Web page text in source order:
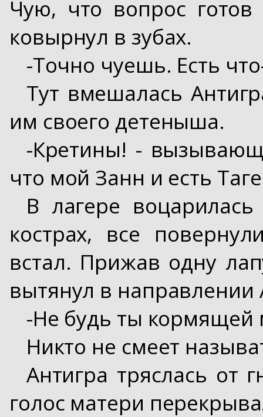
Чую, что вопрос готов
ковырнул в зубах.
-Точно чуешь. Есть
Тут вмешалась
им своего детеныша.
-Кретины! -
что мой Занн и есть
В лагере
кострах, все
встал. Прижав одну
вытянул в направлении
-Не будь ты
Никто не смеет
Антигра тряслась от
голос матери